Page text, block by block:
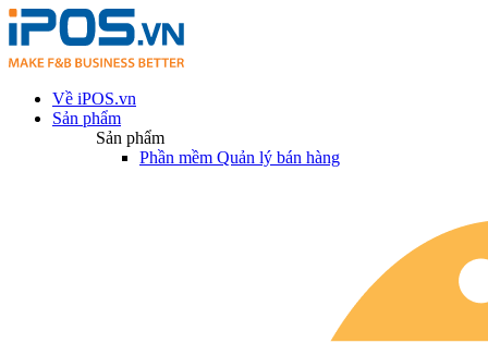
Về iPOS.vn
Sản phẩm
Sản phẩm
Phần mềm Quản lý bán hàng